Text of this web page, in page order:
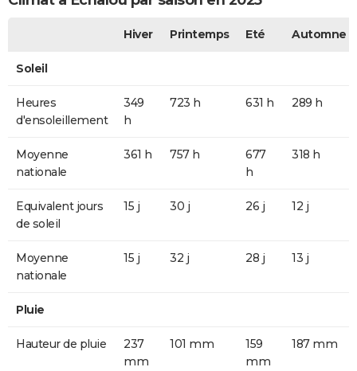
Hiver Printemps Eté Automne
Soleil
Heures
d'ensoleillement
349
h
723 h 631 h 289 h
Moyenne
nationale
361 h 757 h
677
h
318 h
Equivalent jours
de soleil
15 j 30 j 26 j 12 j
Moyenne
nationale
15 j 32 j 28 j 13 j
Pluie
Hauteur de pluie
237
mm
101 mm
159
mm
187 mm